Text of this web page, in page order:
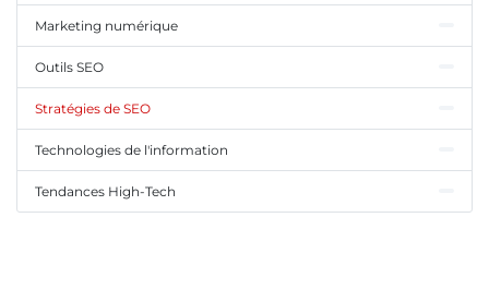
Marketing numérique
Outils SEO
Stratégies de SEO
Technologies de l'information
Tendances High-Tech